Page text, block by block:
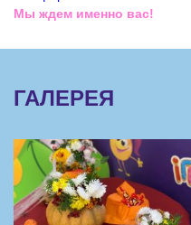
Мы ждем именно вас!
ГАЛЕРЕЯ